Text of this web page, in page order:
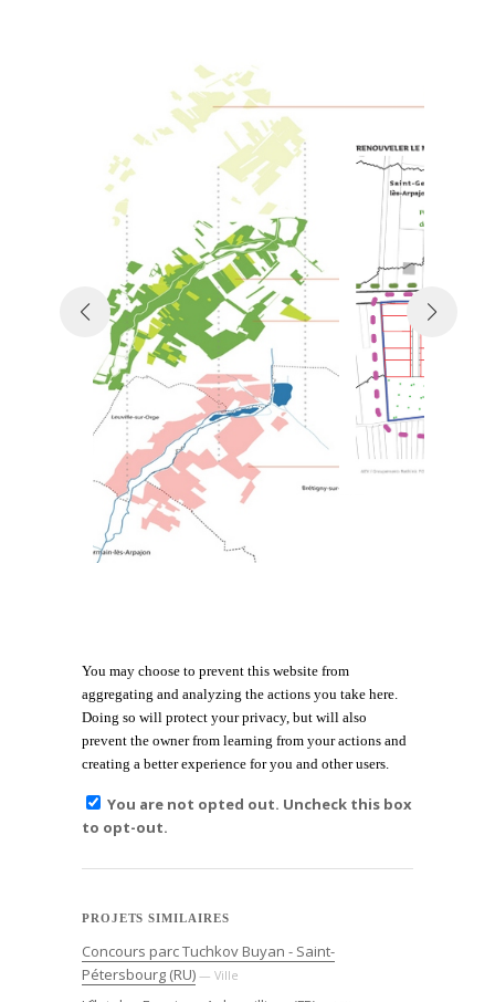
You may choose to prevent this website from
aggregating and analyzing the actions you take here.
Doing so will protect your privacy, but will also
prevent the owner from learning from your actions and
creating a better experience for you and other users.
You are not opted out. Uncheck this box
to opt-out.
PROJETS SIMILAIRES
Concours parc Tuchkov Buyan - Saint-
Pétersbourg (RU) — Ville